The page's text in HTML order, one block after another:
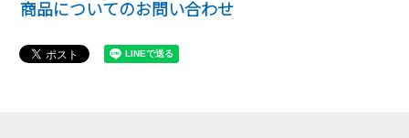
商品についてのお問い合わせ